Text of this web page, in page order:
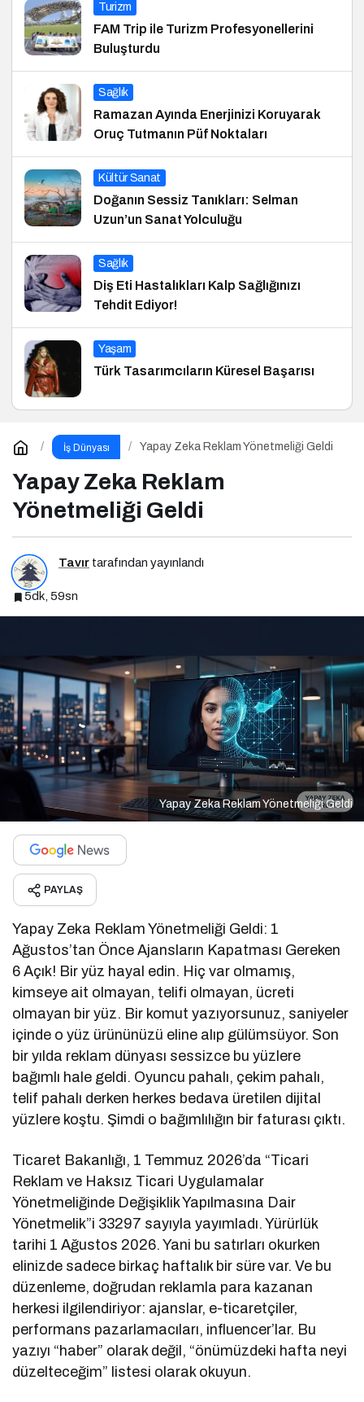
Turizm
FAM Trip ile Turizm Profesyonellerini
Buluşturdu
Sağlık
Ramazan Ayında Enerjinizi Koruyarak
Oruç Tutmanın Püf Noktaları
Kültür Sanat
Doğanın Sessiz Tanıkları: Selman
Uzun’un Sanat Yolculuğu
Sağlık
Diş Eti Hastalıkları Kalp Sağlığınızı
Tehdit Ediyor!
Yaşam
Türk Tasarımcıların Küresel Başarısı
İş Dünyası Yapay Zeka Reklam Yönetmeliği Geldi
Yapay Zeka Reklam
Yönetmeliği Geldi
Tavır tarafından yayınlandı
5dk, 59sn
Yapay Zeka Reklam Yönetmeliği Geldi
PAYLAŞ
Yapay Zeka Reklam Yönetmeliği Geldi: 1
Ağustos’tan Önce Ajansların Kapatması Gereken
6 Açık! Bir yüz hayal edin. Hiç var olmamış,
kimseye ait olmayan, telifi olmayan, ücreti
olmayan bir yüz. Bir komut yazıyorsunuz, saniyeler
içinde o yüz ürününüzü eline alıp gülümsüyor. Son
bir yılda reklam dünyası sessizce bu yüzlere
bağımlı hale geldi. Oyuncu pahalı, çekim pahalı,
telif pahalı derken herkes bedava üretilen dijital
yüzlere koştu. Şimdi o bağımlılığın bir faturası çıktı.
Ticaret Bakanlığı, 1 Temmuz 2026’da “Ticari
Reklam ve Haksız Ticari Uygulamalar
Yönetmeliğinde Değişiklik Yapılmasına Dair
Yönetmelik”i 33297 sayıyla yayımladı. Yürürlük
tarihi 1 Ağustos 2026. Yani bu satırları okurken
elinizde sadece birkaç haftalık bir süre var. Ve bu
düzenleme, doğrudan reklamla para kazanan
herkesi ilgilendiriyor: ajanslar, e-ticaretçiler,
performans pazarlamacıları, influencer’lar. Bu
yazıyı “haber” olarak değil, “önümüzdeki hafta neyi
düzelteceğim” listesi olarak okuyun.